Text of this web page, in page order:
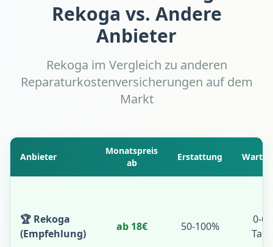
Rekoga vs. Andere
Anbieter
Rekoga im Vergleich zu anderen
Reparaturkostenversicherungen auf dem
Markt
Anbieter
Monatspreis
ab
Erstattung
🏆 Rekoga
(Empfehlung)
ab 18€ 50-100%
0-60
Tage